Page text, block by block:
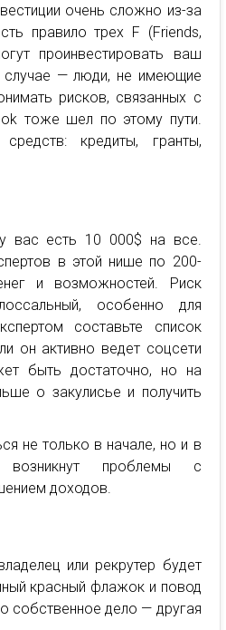
очень сложно из-за
правило трех F (Friends,
проинвестировать ваш
случае — люди, не имеющие
рисков, связанных с
тоже шел по этому пути.
кредиты, гранты,
вас есть 10 000$ на все.
в этой нише по 200-
и возможностей. Риск
особенно для
составьте список
он активно ведет соцсети
быть достаточно, но на
о закулисье и получить
не только в начале, но и в
возникнут проблемы с
доходов.
или рекрутер будет
красный флажок и повод
собственное дело — другая